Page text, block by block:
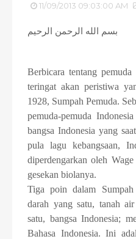
11/09/2013 09:03:00 AM
بسم الله الرحمن الرحيم
Berbicara tentang pemuda
teringat akan peristiwa
1928, Sumpah Pemuda.
pemuda-pemuda
bangsa Indonesia yang
pula lagu kebangsaan,
diperdengarkan oleh
gesekan biolanya.
Tiga poin dalam
darah yang satu, tanah
satu, bangsa Indonesia;
Bahasa Indonesia. Ini